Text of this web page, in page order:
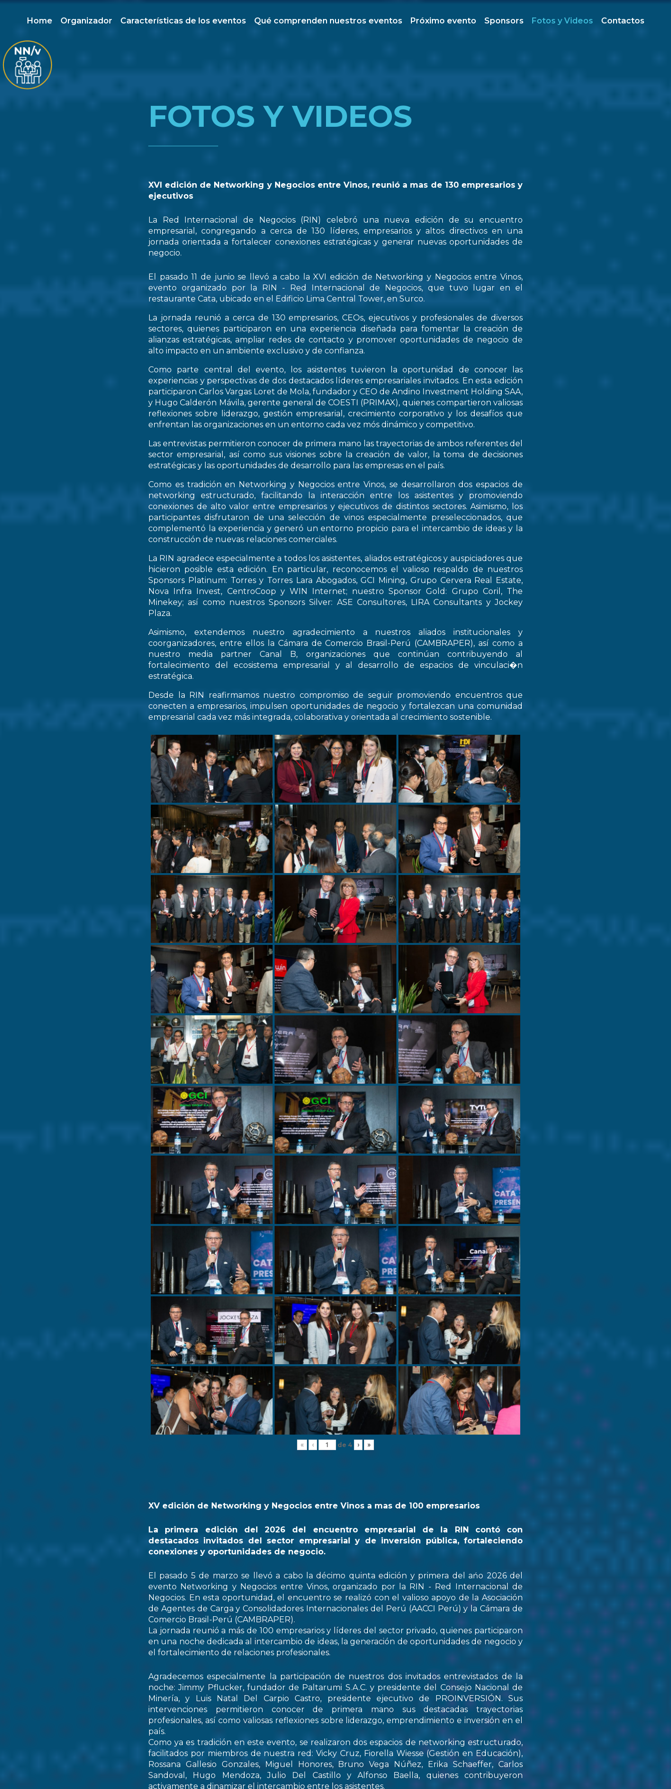
Home Organizador Características de los eventos Qué comprenden nuestros eventos Próximo evento Sponsors Fotos y Videos Contactos
FOTOS Y VIDEOS
XVI edición de Networking y Negocios entre Vinos, reunió a mas de 130 empresarios y
ejecutivos
La Red Internacional de Negocios (RIN) celebró una nueva edición de su encuentro
empresarial, congregando a cerca de 130 líderes, empresarios y altos directivos en una
jornada orientada a fortalecer conexiones estratégicas y generar nuevas oportunidades de
negocio.
El pasado 11 de junio se llevó a cabo la XVI edición de Networking y Negocios entre Vinos,
evento organizado por la RIN - Red Internacional de Negocios, que tuvo lugar en el
restaurante Cata, ubicado en el Edificio Lima Central Tower, en Surco.
La jornada reunió a cerca de 130 empresarios, CEOs, ejecutivos y profesionales de diversos
sectores, quienes participaron en una experiencia diseñada para fomentar la creación de
alianzas estratégicas, ampliar redes de contacto y promover oportunidades de negocio de
alto impacto en un ambiente exclusivo y de confianza.
Como parte central del evento, los asistentes tuvieron la oportunidad de conocer las
experiencias y perspectivas de dos destacados líderes empresariales invitados. En esta edición
participaron Carlos Vargas Loret de Mola, fundador y CEO de Andino Investment Holding SAA,
y Hugo Calderón Mávila, gerente general de COESTI (PRIMAX), quienes compartieron valiosas
reflexiones sobre liderazgo, gestión empresarial, crecimiento corporativo y los desafíos que
enfrentan las organizaciones en un entorno cada vez mós dinámico y competitivo.
Las entrevistas permitieron conocer de primera mano las trayectorias de ambos referentes del
sector empresarial, así como sus visiones sobre la creación de valor, la toma de decisiones
estratégicas y las oportunidades de desarrollo para las empresas en el país.
Como es tradición en Networking y Negocios entre Vinos, se desarrollaron dos espacios de
networking estructurado, facilitando la interacción entre los asistentes y promoviendo
conexiones de alto valor entre empresarios y ejecutivos de distintos sectores. Asimismo, los
participantes disfrutaron de una selección de vinos especialmente preseleccionados, que
complementó la experiencia y generó un entorno propicio para el intercambio de ideas y la
construcción de nuevas relaciones comerciales.
La RIN agradece especialmente a todos los asistentes, aliados estratégicos y auspiciadores que
hicieron posible esta edición. En particular, reconocemos el valioso respaldo de nuestros
Sponsors Platinum: Torres y Torres Lara Abogados, GCI Mining, Grupo Cervera Real Estate,
Nova Infra Invest, CentroCoop y WIN Internet; nuestro Sponsor Gold: Grupo Coril, The
Minekey; así como nuestros Sponsors Silver: ASE Consultores, LIRA Consultants y Jockey
Plaza.
Asimismo, extendemos nuestro agradecimiento a nuestros aliados institucionales y
coorganizadores, entre ellos la Cámara de Comercio Brasil-Perú (CAMBRAPER), así como a
nuestro media partner Canal B, organizaciones que continúan contribuyendo al
fortalecimiento del ecosistema empresarial y al desarrollo de espacios de vinculaci�n
estratégica.
Desde la RIN reafirmamos nuestro compromiso de seguir promoviendo encuentros que
conecten a empresarios, impulsen oportunidades de negocio y fortalezcan una comunidad
empresarial cada vez más integrada, colaborativa y orientada al crecimiento sostenible.
« ‹ de 4 › »
XV edición de Networking y Negocios entre Vinos a mas de 100 empresarios
La primera edición del 2026 del encuentro empresarial de la RIN contó con
destacados invitados del sector empresarial y de inversión pública, fortaleciendo
conexiones y oportunidades de negocio.
El pasado 5 de marzo se llevó a cabo la décimo quinta edición y primera del ańo 2026 del
evento Networking y Negocios entre Vinos, organizado por la RIN - Red Internacional de
Negocios. En esta oportunidad, el encuentro se realizó con el valioso apoyo de la Asociación
de Agentes de Carga y Consolidadores Internacionales del Perú (AACCI Perú) y la Cámara de
Comercio Brasil-Perú (CAMBRAPER).
La jornada reunió a más de 100 empresarios y líderes del sector privado, quienes participaron
en una noche dedicada al intercambio de ideas, la generación de oportunidades de negocio y
el fortalecimiento de relaciones profesionales.
Agradecemos especialmente la participación de nuestros dos invitados entrevistados de la
noche: Jimmy Pflucker, fundador de Paltarumi S.A.C. y presidente del Consejo Nacional de
Minería, y Luis Natal Del Carpio Castro, presidente ejecutivo de PROINVERSIÓN. Sus
intervenciones permitieron conocer de primera mano sus destacadas trayectorias
profesionales, así como valiosas reflexiones sobre liderazgo, emprendimiento e inversión en el
país.
Como ya es tradición en este evento, se realizaron dos espacios de networking estructurado,
facilitados por miembros de nuestra red: Vicky Cruz, Fiorella Wiesse (Gestión en Educación),
Rossana Gallesio Gonzales, Miguel Honores, Bruno Vega Núñez, Erika Schaeffer, Carlos
Sandoval, Hugo Mendoza, Julio Del Castillo y Alfonso Baella, quienes contribuyeron
activamente a dinamizar el intercambio entre los asistentes.